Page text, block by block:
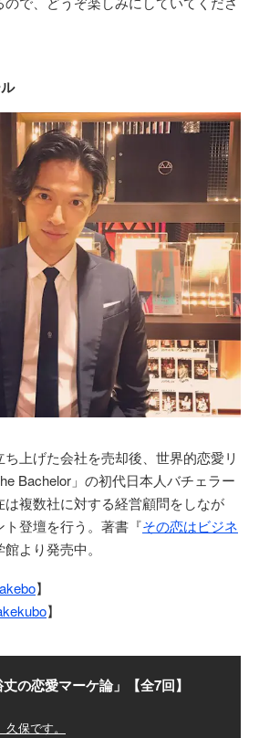
上げた会社を売却後、世界的恋愛リ
Bachelor」の初代日本人バチェラー
は複数社に対する経営顧問をしなが
登壇を行う。著書『その恋はビジネ
館より発売中。
】
】
の恋愛マーケ論」【全7回】
保です。